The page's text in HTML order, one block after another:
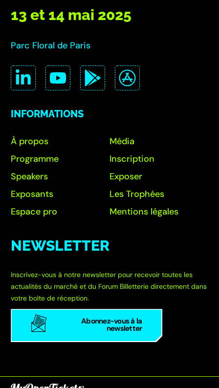
13 et 14 mai 2025
Parc Floral de Paris
INFORMATIONS
À propos
Programme
Speakers
Exposants
Espace pro
Média
Inscription
Exposer
Les Trophées
Mentions légales
NEWSLETTER
Inscrivez-vous à notre newsletter pour recevoir toutes les
actualités du marché et du Forum Billetterie directement dans
votre boîte de réception.
Abonnez-vous à la
newsletter